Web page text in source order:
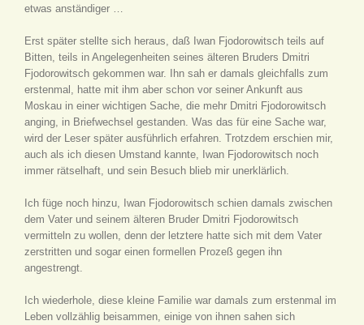
etwas anständiger …
Erst später stellte sich heraus, daß Iwan Fjodorowitsch teils auf
Bitten, teils in Angelegenheiten seines älteren Bruders Dmitri
Fjodorowitsch gekommen war. Ihn sah er damals gleichfalls zum
erstenmal, hatte mit ihm aber schon vor seiner Ankunft aus
Moskau in einer wichtigen Sache, die mehr Dmitri Fjodorowitsch
anging, in Briefwechsel gestanden. Was das für eine Sache war,
wird der Leser später ausführlich erfahren. Trotzdem erschien mir,
auch als ich diesen Umstand kannte, Iwan Fjodorowitsch noch
immer rätselhaft, und sein Besuch blieb mir unerklärlich.
Ich füge noch hinzu, Iwan Fjodorowitsch schien damals zwischen
dem Vater und seinem älteren Bruder Dmitri Fjodorowitsch
vermitteln zu wollen, denn der letztere hatte sich mit dem Vater
zerstritten und sogar einen formellen Prozeß gegen ihn
angestrengt.
Ich wiederhole, diese kleine Familie war damals zum erstenmal im
Leben vollzählig beisammen, einige von ihnen sahen sich